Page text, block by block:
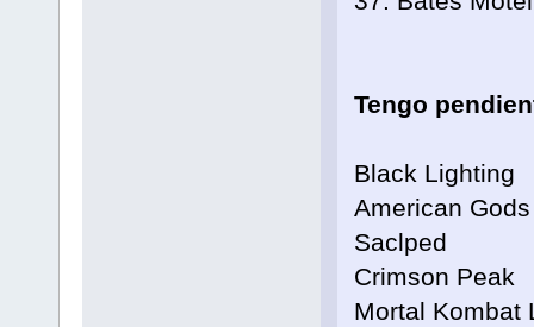
Tengo
Black Lighting
American Gods
Saclped
Crimson Peak
Mortal Kombat